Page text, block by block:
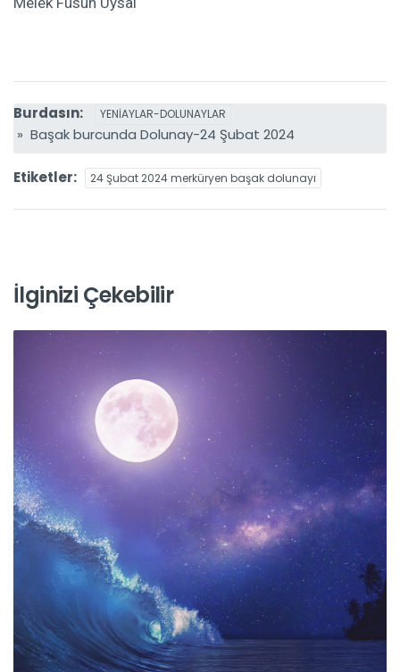
Burdasın: YENİAYLAR-DOLUNAYLAR
» Başak burcunda Dolunay-24 Şubat 2024
Etiketler: 24 Şubat 2024 merküryen başak dolunayı
İlginizi Çekebilir